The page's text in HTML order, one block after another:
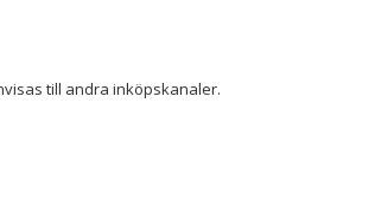
till andra inköpskanaler.